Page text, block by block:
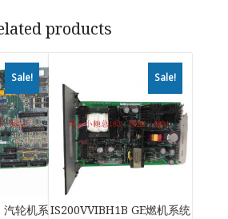
products
Sale!
汽轮机系统卡件
Sale!
IS200VVIBH1B GE燃机系统